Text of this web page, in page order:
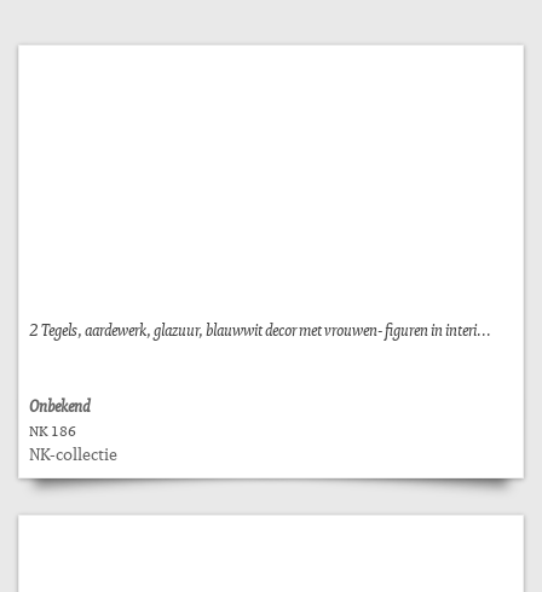
2 Tegels, aardewerk, glazuur, blauwwit decor met vrouwen- figuren in interi...
Onbekend
NK 186
NK-collectie